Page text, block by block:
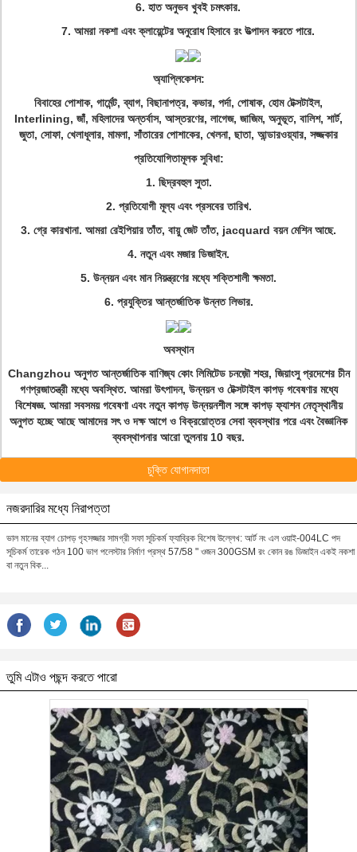
6. হাত অনুভব খুবই চমৎকার.
7. আমরা নকশা এবং ক্লায়েন্টের অনুরোধ হিসাবে রং উত্পাদন করতে পারে.
অ্যাপ্লিকেশন:
বিবাহের পোশাক, গার্মেন্ট, ব্যাগ, বিছানাপত্র, কভার, পর্দা, পোষাক, হোম টেক্সটাইল,
Interlining, জাঁ, মহিলাদের অন্তর্বাস, আস্তরণের, লাগেজ, জাজিম, অনুভূত, বালিশ, শার্ট,
জুতা, সোফা, খেলাধূলার, মামলা, সাঁতারের পোশাকের, খেলনা, ছাতা, আন্ডারওয়্যার, সজ্জকার
প্রতিযোগিতামূলক সুবিধা:
1. ছিদ্রবহুল সুতা.
2. প্রতিযোগী মূল্য এবং প্রসবের তারিখ.
3. গ্রে কারখানা. আমরা রেইপিয়ার তাঁত, বায়ু জেট তাঁত, jacquard বয়ন মেশিন আছে.
4. নতুন এবং মজার ডিজাইন.
5. উন্নয়ন এবং মান নিয়ন্ত্রণের মধ্যে শক্তিশালী ক্ষমতা.
6. প্রযুক্তির আন্তর্জাতিক উন্নত লিভার.
অবস্থান
Changzhou অনুগত আন্তর্জাতিক বাণিজ্য কোং লিমিটেড চনজ়ৌ শহর, জিয়াংসু প্রদেশের চীন
গণপ্রজাতন্ত্রী মধ্যে অবস্থিত. আমরা উৎপাদন, উন্নয়ন ও টেক্সটাইল কাপড় গবেষণার মধ্যে
বিশেষজ্ঞ. আমরা সবসময় গবেষণা এবং নতুন কাপড় উন্নয়নশীল সঙ্গে কাপড় ফ্যাশন নেতৃস্থানীয়
অনুগত হচ্ছে আছে আমাদের সৎ ও দক্ষ আগে ও বিক্রয়োত্তর সেবা ব্যবস্থার পরে এবং বৈজ্ঞানিক
ব্যবস্থাপনার আরো তুলনায় 10 বছর.
চুক্তি যোগানদাতা
নজরদারির মধ্যে নিরাপত্তা
ভাল মানের ব্যাগ চোপড় গৃহসজ্জার সামগ্রী সফা সূচিকর্ম ফ্যাব্রিক বিশেষ উল্লেখ: আর্ট নং এল ওয়াই-004LC পদ
সূচিকর্ম তারেক গঠন 100 ভাগ পলেস্টার নির্মাণ প্রস্থ 57/58 " ওজন 300GSM রং কোন রঙ ডিজাইন একই নকশা
বা নতুন বিক...
তুমি এটাও পছন্দ করতে পারো